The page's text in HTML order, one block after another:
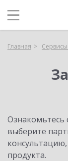
Главная
выберите
продукта.